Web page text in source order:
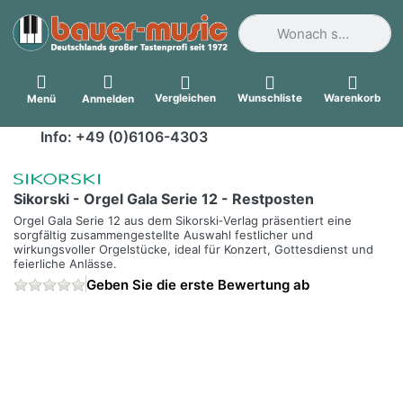
Geben Sie einen
Menü Anmelden Vergleichen Wunschliste Warenkorb
Info: +49 (0)6106-4303
Sikorski - Orgel Gala Serie 12 - Restposten
Orgel Gala Serie 12 aus dem Sikorski‑Verlag präsentiert eine
sorgfältig zusammengestellte Auswahl festlicher und
wirkungsvoller Orgelstücke, ideal für Konzert, Gottesdienst und
feierliche Anlässe.
Geben Sie die erste Bewertung ab